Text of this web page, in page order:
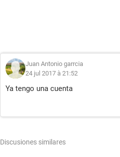
Juan Antonio garrcia
24 jul 2017 à 21:52
Ya tengo una cuenta
Discusiones similares